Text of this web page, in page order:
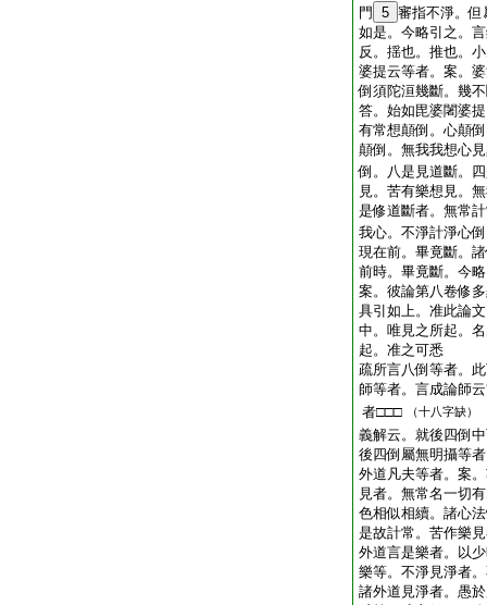
門
5 審指不淨。但
如是。今略引之。
反。揺也。推也。
婆提云等者。案。
倒須陀洹幾斷。幾
答。始如毘婆闍婆
有常想顛倒。心顛
顛倒。無我我想心
倒。八是見道斷。
見。苦有樂想見。
是修道斷者。無常
我心。不淨計淨心
現在前。畢竟斷。
前時。畢竟斷。今
案。彼論第八卷修
具引如上。准此論
中。唯見之所起。
起。准之可悉
疏所言八倒等者。
師等者。言成論師
者□□□
（十八字缺）
義解云。就後四倒
後四倒屬無明攝等
外道凡夫等者。案
見者。無常名一切
色相似相續。諸心
是故計常。苦作樂
外道言是樂者。以
樂等。不淨見淨者
諸外道見淨者。愚